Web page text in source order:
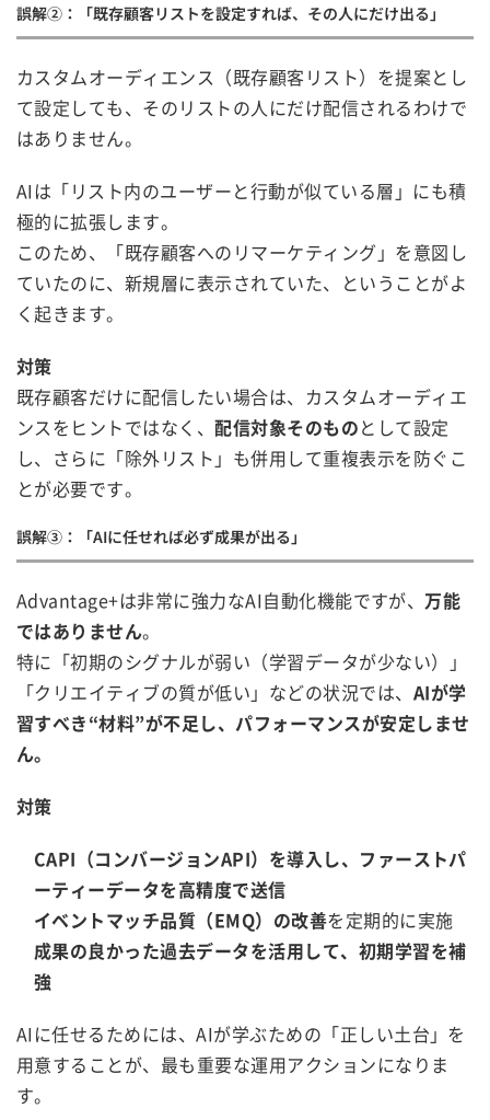
誤解②：「既存顧客リストを設定すれば、その人にだけ出る」
カスタムオーディエンス（既存顧客リスト）を提案とし
て設定しても、そのリストの人にだけ配信されるわけで
はありません。
AIは「リスト内のユーザーと行動が似ている層」にも積
極的に拡張します。
このため、「既存顧客へのリマーケティング」を意図し
ていたのに、新規層に表示されていた、ということがよ
く起きます。
対策
既存顧客だけに配信したい場合は、カスタムオーディエ
ンスをヒントではなく、配信対象そのものとして設定
し、さらに「除外リスト」も併用して重複表示を防ぐこ
とが必要です。
誤解③：「AIに任せれば必ず成果が出る」
Advantage+は非常に強力なAI自動化機能ですが、 万能
ではありません。
特に「初期のシグナルが弱い（学習データが少ない）」
「クリエイティブの質が低い」などの状況では、 AIが学
習すべき“材料”が不足し、パフォーマンスが安定しませ
ん。
対策
CAPI（コンバージョンAPI）を導入し、ファーストパ
ーティーデータを高精度で送信
イベントマッチ品質（EMQ）の改善を定期的に実施
成果の良かった過去データを活用して、初期学習を補
強
AIに任せるためには、AIが学ぶための「正しい土台」を
用意することが、最も重要な運用アクションになりま
す。